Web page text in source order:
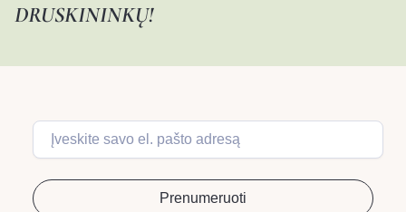
DRUSKININKŲ!